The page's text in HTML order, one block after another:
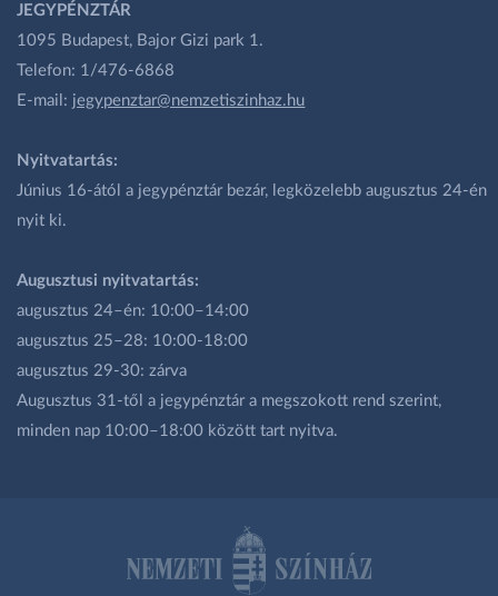
JEGYPÉNZTÁR
1095 Budapest, Bajor Gizi park 1.
Telefon: 1/476-6868
E-mail: jegypenztar@nemzetiszinhaz.hu
Nyitvatartás:
Június 16-ától a jegypénztár bezár, legközelebb augusztus 24-én
nyit ki.
Augusztusi nyitvatartás:
augusztus 24–én: 10:00–14:00
augusztus 25–28: 10:00-18:00
augusztus 29-30: zárva
Augusztus 31-től a jegypénztár a megszokott rend szerint,
minden nap 10:00–18:00 között tart nyitva.